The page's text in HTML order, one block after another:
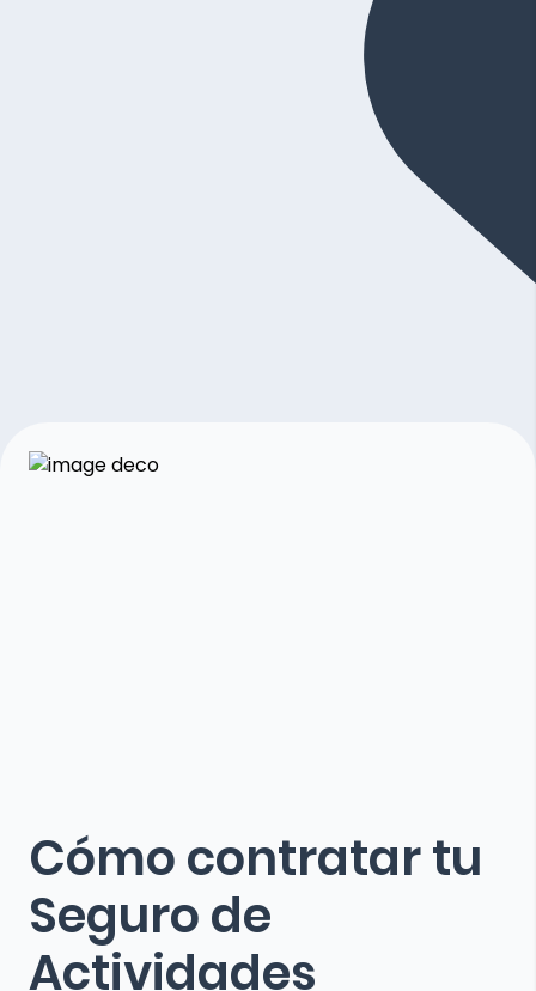
Cómo contratar tu
Seguro de
Actividades